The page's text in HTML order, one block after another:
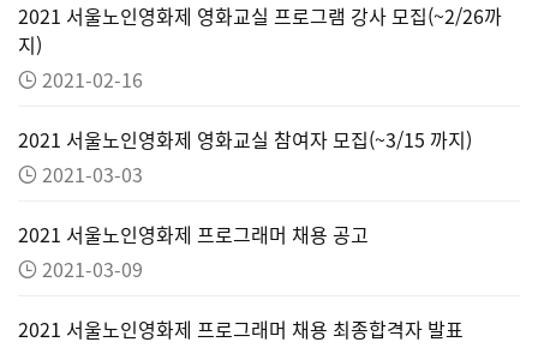
2021 서울노인영화제 영화교실 프로그램 강사 모집(~2/26까
지)
2021-02-16
2021 서울노인영화제 영화교실 참여자 모집(~3/15 까지)
2021-03-03
2021 서울노인영화제 프로그래머 채용 공고
2021-03-09
2021 서울노인영화제 프로그래머 채용 최종합격자 발표